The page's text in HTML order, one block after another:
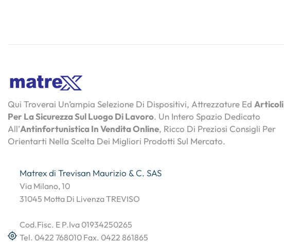
Qui Troverai Un’ampia Selezione Di Dispositivi, Attrezzature Ed Articoli
Per La Sicurezza Sul Luogo Di Lavoro. Un Intero Spazio Dedicato
All’Antinfortunistica In Vendita Online, Ricco Di Preziosi Consigli Per
Orientarti Nella Scelta Dei Migliori Prodotti Sul Mercato.
Matrex di Trevisan Maurizio & C. SAS
Via Milano, 10
31045 Motta Di Livenza TREVISO
Cod.Fisc. E P.Iva 01934250265
Tel. 0422 768010 Fax. 0422 861865